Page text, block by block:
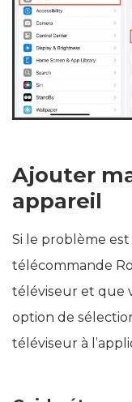
Ajouter
appareil
Si le problème
télécommande
téléviseur et que
option de
téléviseur à